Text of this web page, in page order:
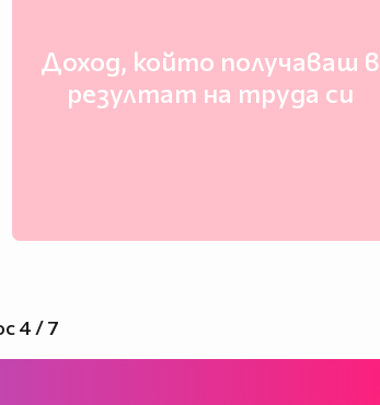
Доход, който получаваш в
резултат на труда си
4 / 7